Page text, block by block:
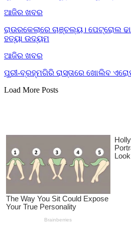
ଆଜିର ଖବର
ରାଉରକେଲାରେ ଚାଞ୍ଚଲ୍ୟ। ପେଟ୍ରୋଲ
ହତ୍ୟା ଉଦ୍ୟମ
ଆଜିର ଖବର
ପୁରୀ-ବ୍ରହ୍ମଗିରି ରାସ୍ତାରେ ଖୋଲିବ
Load More Posts